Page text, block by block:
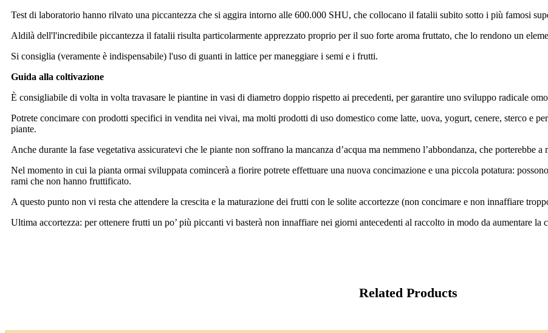
Test di laboratorio hanno rilvato una piccantezza che si aggira intorno alle 600.000 SHU, che collocano il fatalii subito sotto i più famosi
Aldilà dell'l'incredibile piccantezza il fatalii risulta particolarmente apprezzato proprio per il suo forte aroma fruttato, che lo rendono un
Si consiglia (veramente è indispensabile) l'uso di guanti in lattice per maneggiare i semi e i frutti.
Guida alla coltivazione
È consigliabile di volta in volta travasare le piantine in vasi di diametro doppio rispetto ai precedenti, per garantire uno sviluppo radicale
Potrete concimare con prodotti specifici in vendita nei vivai, ma molti prodotti di uso domestico come latte, uova, yogurt, cenere, sterco e
piante.
Anche durante la fase vegetativa assicuratevi che le piante non soffrano la mancanza d’acqua ma nemmeno l’abbondanza, che porterebbe
Nel momento in cui la pianta ormai sviluppata comincerà a fiorire potrete effettuare una nuova concimazione e una piccola potatura:
rami che non hanno fruttificato.
A questo punto non vi resta che attendere la crescita e la maturazione dei frutti con le solite accortezze (non concimare e non innaffiare
Ultima accortezza: per ottenere frutti un po’ più piccanti vi basterà non innaffiare nei giorni antecedenti al raccolto in modo da aumentare la
Related Products